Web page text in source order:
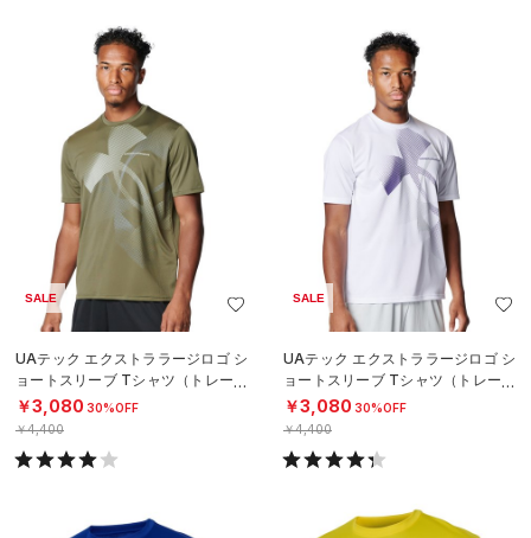
SALE
UAテック エクストララージロゴ シ
ョートスリーブ Tシャツ（トレーニ
ング/MEN）
￥3,080 30%OFF
￥4,400
SALE
UAテック エクストララージロゴ シ
ョートスリーブ Tシャツ（トレーニ
ング/MEN）
￥3,080 30%OFF
￥4,400